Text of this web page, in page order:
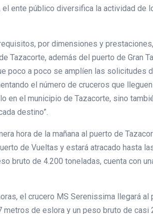
ente público diversifica la actividad
por dimensiones y
además del puerto de Gran
poco a poco se amplíen las solicitudes
el número de cruceros que
el municipio de Tazacorte, sino
destino”.
hora de la mañana al puerto de
de Vueltas y estará atracado hasta
bruto de 4.200 toneladas, cuenta con
el crucero MS Serenissima llegará al
de eslora y un peso bruto de casi